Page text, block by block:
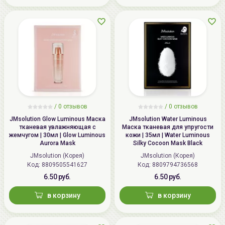
ул.Мележа, д.5, корп.1, пом.233.
group@allcosmetics.by
/ 0 отзывов
JMsolution Glow Luminous Маска
тканевая увлажняющая с
жемчугом | 30мл | Glow Luminous
Aurora Mask
JMsolution (Корея)
Код: 8809505541627
6.50 руб.
в корзину
/ 0 отзывов
JMsolution Water Luminous
Маска тканевая для упругости
кожи | 35мл | Water Luminous
Silky Cocoon Mask Black
JMsolution (Корея)
Код: 8809794736568
6.50 руб.
в корзину